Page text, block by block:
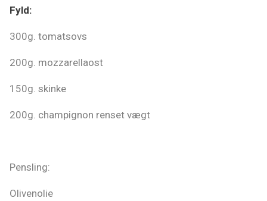
Fyld:
300g. tomatsovs
200g. mozzarellaost
150g. skinke
200g. champignon renset vægt
Pensling:
Olivenolie